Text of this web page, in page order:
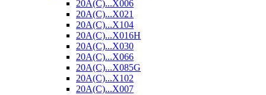
20A(C)...X006
20A(C)...X021
20A(C)...X104
20A(C)...X016H
20A(C)...X030
20A(C)...X066
20A(C)...X085G
20A(C)...X102
20A(C)...X007